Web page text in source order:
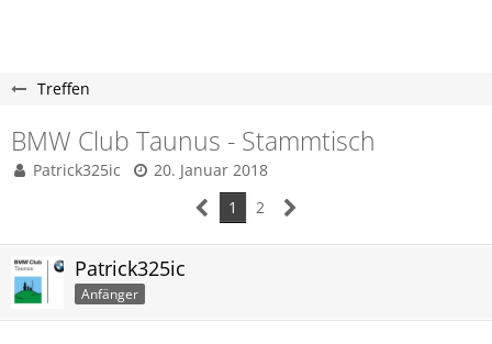
Treffen
BMW Club Taunus - Stammtisch
Patrick325ic
20. Januar 2018
1
2
Patrick325ic
Anfänger